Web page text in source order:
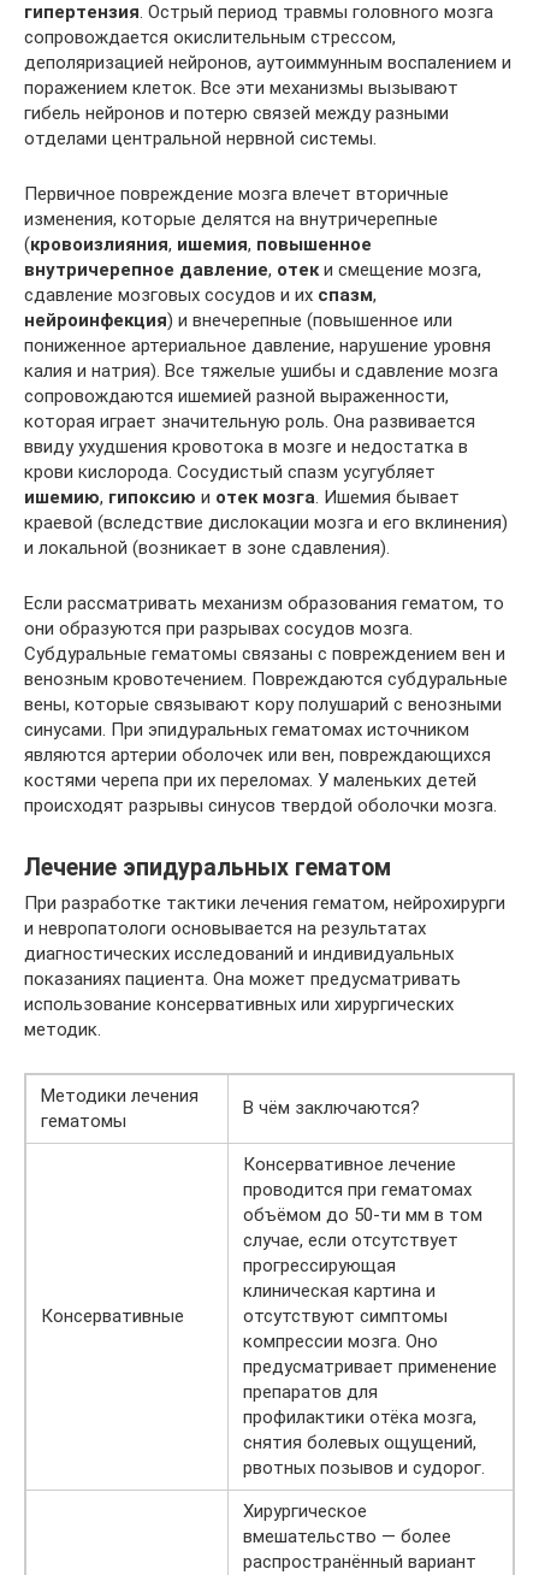
гипертензия. Острый период травмы головного мозга
сопровождается окислительным стрессом,
деполяризацией нейронов, аутоиммунным воспалением и
поражением клеток. Все эти механизмы вызывают
гибель нейронов и потерю связей между разными
отделами центральной нервной системы.
Первичное повреждение мозга влечет вторичные
изменения, которые делятся на внутричерепные
(кровоизлияния, ишемия, повышенное
внутричерепное давление, отеки смещение мозга,
сдавление мозговых сосудов и их спазм,
нейроинфекция) и внечерепные (повышенное или
пониженное артериальное давление, нарушение уровня
калия и натрия). Все тяжелые ушибы и сдавление мозга
сопровождаются ишемией разной выраженности,
которая играет значительную роль. Она развивается
ввиду ухудшения кровотока в мозге и недостатка в
крови кислорода. Сосудистый спазм усугубляет
ишемию, гипоксию и отек мозга. Ишемия бывает
краевой (вследствие дислокации мозга и его вклинения)
и локальной (возникает в зоне сдавления).
Если рассматривать механизм образования гематом, то
они образуются при разрывах сосудов мозга.
Субдуральные гематомы связаны с повреждением вен и
венозным кровотечением. Повреждаются субдуральные
вены, которые связывают кору полушарий с венозными
синусами. При эпидуральных гематомах источником
являются артерии оболочек или вен, повреждающихся
костями черепа при их переломах. У маленьких детей
происходят разрывы синусов твердой оболочки мозга.
Лечение эпидуральных гематом
При разработке тактики лечения гематом, нейрохирурги
и невропатологи основывается на результатах
диагностических исследований и индивидуальных
показаниях пациента. Она может предусматривать
использование консервативных или хирургических
методик.
Методики лечения
гематомы
В чём заключаются?
Консервативные
Консервативное лечение
проводится при гематомах
объёмом до 50-ти мм в том
случае, если отсутствует
прогрессирующая
клиническая картина и
отсутствуют симптомы
компрессии мозга. Оно
предусматривает применение
препаратов для
профилактики отёка мозга,
снятия болевых ощущений,
рвотных позывов и судорог.
Хирургическое
вмешательство — более
распространённый вариант